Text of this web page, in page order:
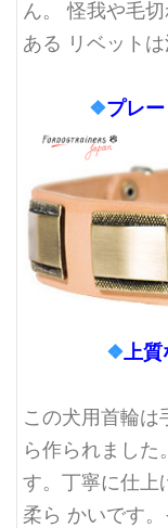
ん。 怪我や毛
ある リベットは
❖プレ
❖上質
この犬用首輪
ら作られまし
す。丁寧に仕上
柔ら かいです